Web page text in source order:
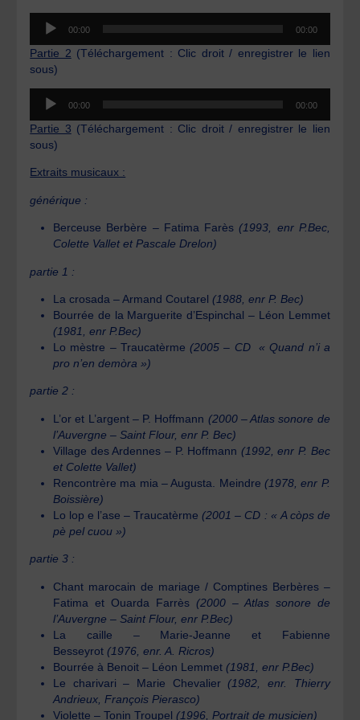
Lecteur
audio
00:00 00:00
Partie 2 (Téléchargement : Clic droit / enregistrer le lien
sous)
Lecteur
audio
00:00 00:00
Partie 3 (Téléchargement : Clic droit / enregistrer le lien
sous)
Extraits musicaux :
générique :
Berceuse Berbère – Fatima Farès(1993, enr P.Bec,
Colette Vallet et Pascale Drelon)
partie 1 :
La crosada – Armand Coutarel(1988, enr P. Bec)
Bourrée de la Marguerite d’Espinchal – Léon Lemmet
(1981, enr P.Bec)
Lo mèstre – Traucatèrme (2005 – CD « Quand n’i a
pro n’en demòra »)
partie 2 :
L’or et L’argent – P. Hoffmann (2000 – Atlas sonore de
l’Auvergne – Saint Flour, enr P. Bec)
Village des Ardennes – P. Hoffmann (1992, enr P. Bec
et Colette Vallet)
Rencontrère ma mia – Augusta. Meindre(1978, enr P.
Boissière)
Lo lop e l’ase – Traucatèrme(2001 – CD : « A còps de
pè pel cuou »)
partie 3 :
Chant marocain de mariage / Comptines Berbères –
Fatima et Ouarda Farrès (2000 – Atlas sonore de
l’Auvergne – Saint Flour, enr P.Bec)
La caille – Marie-Jeanne et Fabienne
Besseyrot(1976, enr. A. Ricros)
Bourrée à Benoit – Léon Lemmet(1981, enr P.Bec)
Le charivari – Marie Chevalier(1982, enr. Thierry
Andrieux, François Pierasco)
Violette – Tonin Troupel(1996, Portrait de musicien)